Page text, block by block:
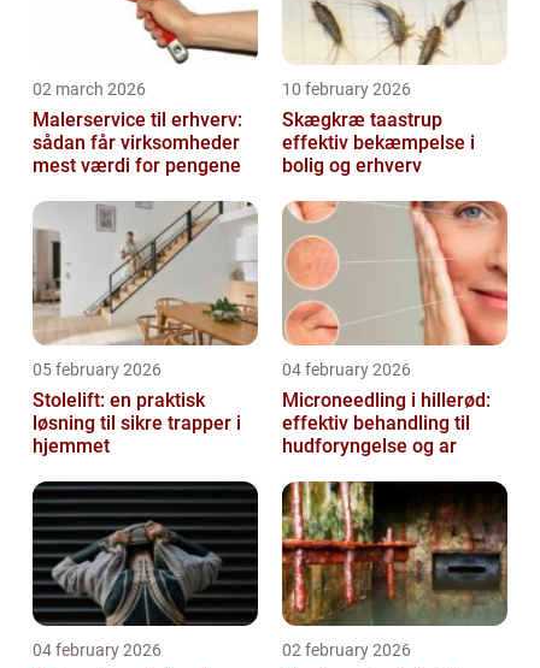
02 march 2026
Malerservice til erhverv:
sådan får virksomheder
mest værdi for pengene
10 february 2026
Skægkræ taastrup
effektiv bekæmpelse i
bolig og erhverv
05 february 2026
Stolelift: en praktisk
løsning til sikre trapper i
hjemmet
04 february 2026
Microneedling i hillerød:
effektiv behandling til
hudforyngelse og ar
04 february 2026 02 february 2026